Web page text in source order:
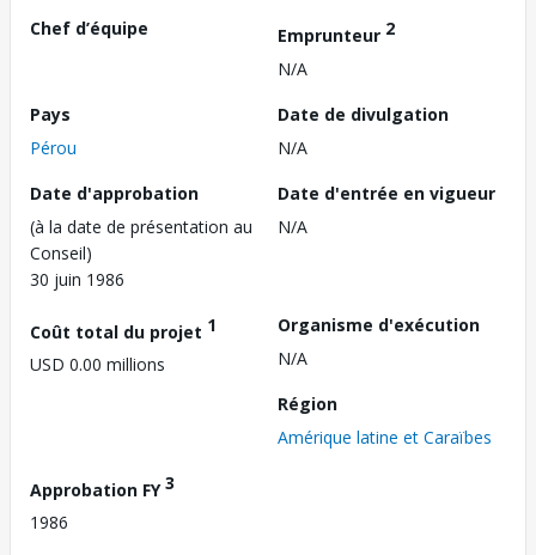
Chef d’équipe
Emprunteur 2
N/A
Pays
Pérou
Date de divulgation
N/A
Date d'approbation
(à la date de présentation au
Conseil)
30 juin 1986
Date d'entrée en vigueur
N/A
Coût total du projet 1
USD 0.00 millions
Organisme d'exécution
N/A
Région
Amérique latine et Caraïbes
Approbation FY3
1986